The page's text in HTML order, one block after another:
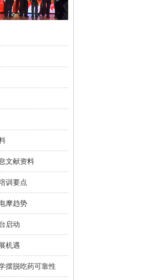
文献资料
训要点
摩趋势
启动
机遇
摆脱吃药可靠性